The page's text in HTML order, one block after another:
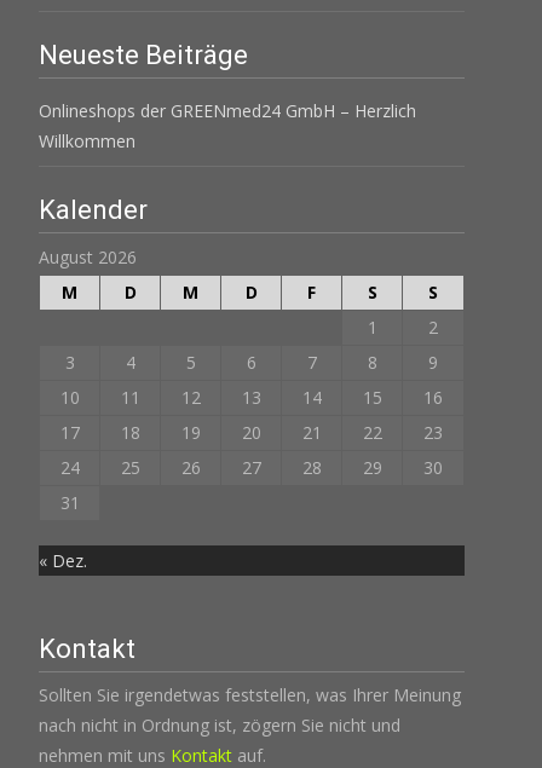
Neueste Beiträge
Onlineshops der GREENmed24 GmbH – Herzlich
Willkommen
Kalender
August 2026
M
D M D F S
S
1
2
3
4 5 6 7 8
9
10
11 12 13 14 15
16
17
18 19 20 21 22
23
24
25 26 27 28 29
30
31
« Dez.
Kontakt
Sollten Sie irgendetwas feststellen, was Ihrer Meinung
nach nicht in Ordnung ist, zögern Sie nicht und
nehmen mit uns Kontakt auf.